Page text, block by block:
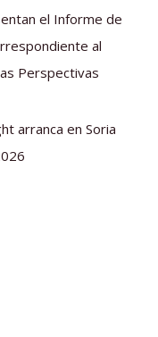
el Informe de
al
Perspectivas
arranca en Soria